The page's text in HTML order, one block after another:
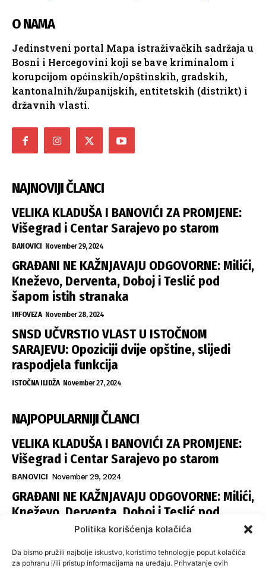
Politika korišćenja kolačića
Da bismo pružili najbolje iskustvo, koristimo tehnologije poput kolačića
za pohranu i/ili pristup informacijama na uređaju. Prihvatanje ovih
O NAMA
Jedinstveni portal Mapa istraživačkih sadržaja u
Bosni i Hercegovini koji se bave kriminalom i
korupcijom općinskih/opštinskih, gradskih,
kantonalnih/županijskih, entitetskih (distrikt) i
državnih vlasti.
NAJNOVIJI ČLANCI
VELIKA KLADUŠA I BANOVIĆI ZA PROMJENE:
Višegrad i Centar Sarajevo po starom
BANOVICI November 29, 2024
GRAĐANI NE KAŽNJAVAJU ODGOVORNE: Milići,
Kneževo, Derventa, Doboj i Teslić pod
šapom istih stranaka
INFOVEZA November 28, 2024
SNSD UČVRSTIO VLAST U ISTOČNOM
SARAJEVU: Opoziciji dvije opštine, slijedi
raspodjela funkcija
ISTOČNA ILIDŽA November 27, 2024
NAJPOPULARNIJI ČLANCI
VELIKA KLADUŠA I BANOVIĆI ZA PROMJENE:
Višegrad i Centar Sarajevo po starom
BANOVICI November 29, 2024
GRAĐANI NE KAŽNJAVAJU ODGOVORNE: Milići,
Kneževo, Derventa, Doboj i Teslić pod
šapom istih stranaka
SNSD UČVRSTIO VLAST U ISTOČNOM